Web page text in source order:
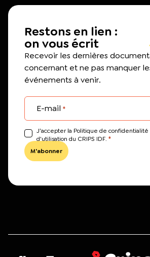
Restons en lien :
on vous écrit
Recevoir les dernières
concernant et ne pas manquer
événements à venir.
E-mail *
J’accepter la Politique de
d'utilisation du CRIPS IDF. *